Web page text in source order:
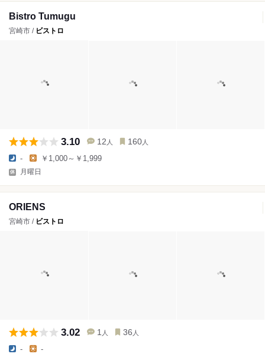
Bistro Tumugu
宮崎市 / ビストロ
3.10 12 人 160 人
- ￥1,000～￥1,999
月曜日
ORIENS
宮崎市 / ビストロ
3.02 1 人 36 人
- -